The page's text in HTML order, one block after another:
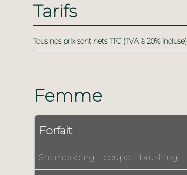
Tarifs
Tous nos prix sont nets TTC (TVA à 20% incluse)
Femme
Forfait
Shampooing + coupe + brushing